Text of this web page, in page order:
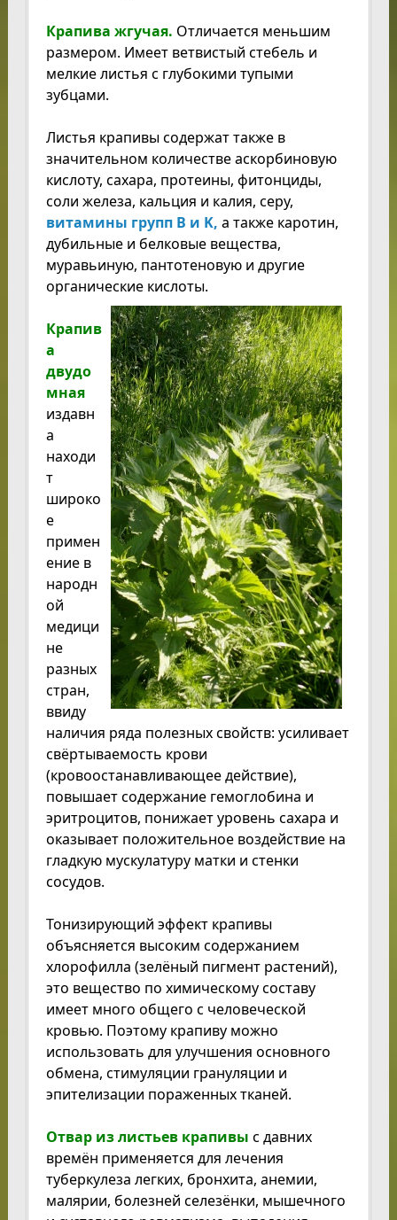
Крапива жгучая. Отличается меньшим
размером. Имеет ветвистый стебель и
мелкие листья с глубокими тупыми
зубцами.
Листья крапивы содержат также в
значительном количестве аскорбиновую
кислоту, сахара, протеины, фитонциды,
соли железа, кальция и калия, серу,
витамины групп B и K, а также каротин,
дубильные и белковые вещества,
муравьиную, пантотеновую и другие
органические кислоты.
Крапив
а
двудо
мная
издавн
а
находи
т
широко
е
примен
ение в
народн
ой
медици
не
разных
стран,
ввиду
наличия ряда полезных свойств: усиливает
свёртываемость крови
(кровоостанавливающее действие),
повышает содержание гемоглобина и
эритроцитов, понижает уровень сахара и
оказывает положительное воздействие на
гладкую мускулатуру матки и стенки
сосудов.
Тонизирующий эффект крапивы
объясняется высоким содержанием
хлорофилла (зелёный пигмент растений),
это вещество по химическому составу
имеет много общего с человеческой
кровью. Поэтому крапиву можно
использовать для улучшения основного
обмена, стимуляции грануляции и
эпителизации пораженных тканей.
Отвар из листьев крапивы с давних
времён применяется для лечения
туберкулеза легких, бронхита, анемии,
малярии, болезней селезёнки, мышечного